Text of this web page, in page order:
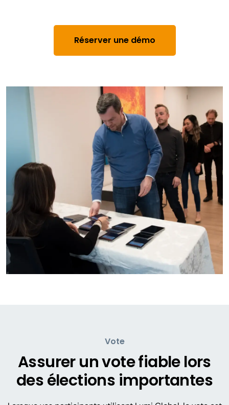
Réserver une démo
Vote
Assurer un vote fiable lors
des élections importantes